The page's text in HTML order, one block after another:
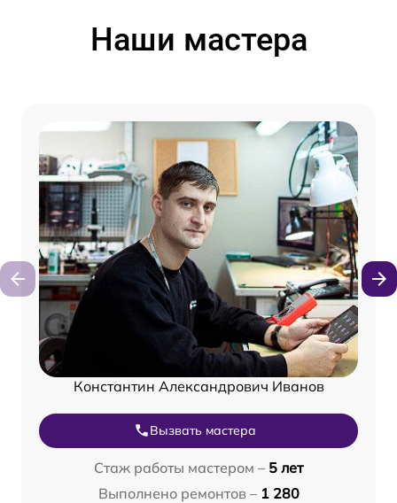
Наши мастера
Константин Александрович Иванов
Вызвать мастера
Стаж работы мастером – 5 лет
Выполнено ремонтов – 1 280